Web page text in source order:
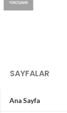
SAYFALAR
Ana Sayfa